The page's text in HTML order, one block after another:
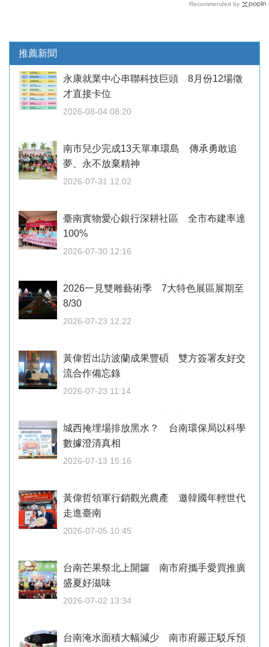
Recommended by
推薦新聞
永康就業中心串聯科技巨頭 8月份12場徵
才直接卡位
2026-08-04 08:20
南市兒少完成13天單車環島 傳承勇敢追
夢、永不放棄精神
2026-07-31 12:02
臺南實物愛心銀行深耕社區 全市布建率達
100%
2026-07-30 12:16
2026一見雙雕藝術季 7大特色展區展期至
8/30
2026-07-23 12:22
黃偉哲出訪波蘭成果豐碩 雙方簽署友好交
流合作備忘錄
2026-07-23 11:14
城西掩埋場排放黑水？ 台南環保局以科學
數據澄清真相
2026-07-13 15:16
黃偉哲領軍行銷觀光農產 邀韓國年輕世代
走進臺南
2026-07-05 10:45
台南芒果祭北上開鑼 南市府攜手愛買推廣
盛夏好滋味
2026-07-02 13:34
台南淹水面積大幅減少 南市府嚴正駁斥預